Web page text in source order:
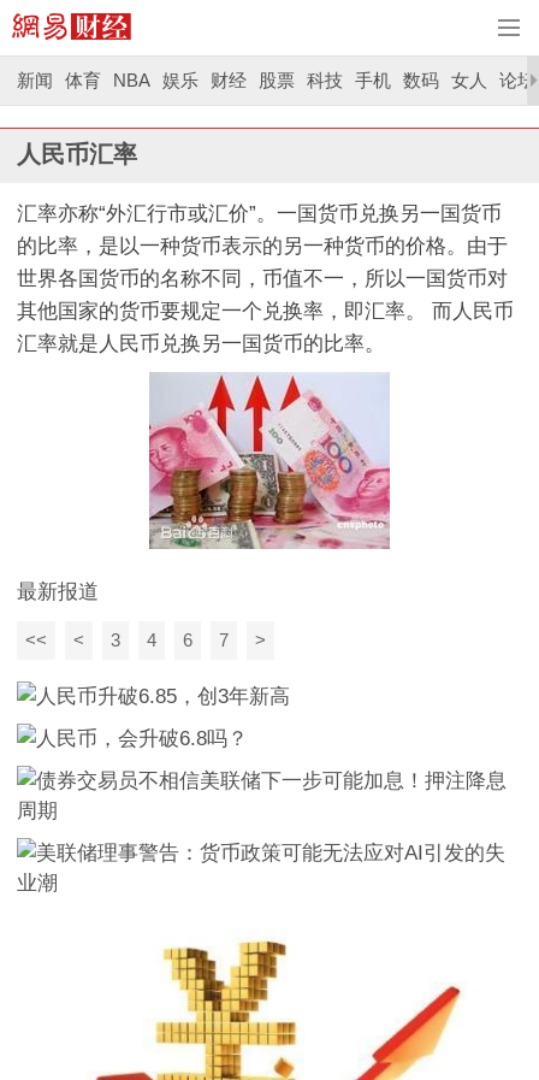
新闻 体育 NBA 娱乐 财经 股票 科技 手机 数码 女人 论坛
人民币汇率
汇率亦称“外汇行市或汇价”。一国货币兑换另一国货币
的比率，是以一种货币表示的另一种货币的价格。由于
世界各国货币的名称不同，币值不一，所以一国货币对
其他国家的货币要规定一个兑换率，即汇率。 而人民币
汇率就是人民币兑换另一国货币的比率。
最新报道
<< < 3 4 6 7 >